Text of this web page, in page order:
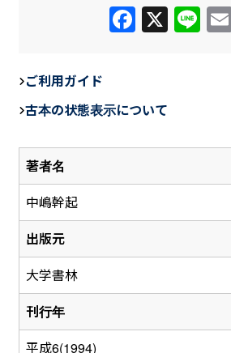
著者名
中嶋幹起
出版元
大学書林
刊行年
平成6(1994)
F
e
b
o
o
X Li
ご利用ガイド
古本の状態表示について